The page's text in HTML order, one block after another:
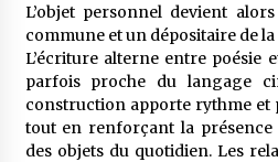
L’objet personnel devient
commune et un dépositaire de
L’écriture alterne entre poésie
parfois proche du langage
construction apporte rythme et
tout en renforçant la présence
des objets du quotidien. Les